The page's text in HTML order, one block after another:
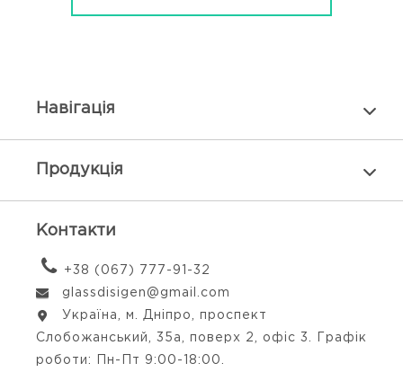
Навiгацiя
Продукцiя
Контакти
+38 (067) 777-91-32
glassdisigen@gmail.com
Україна, м. Дніпро, проспект
Слобожанський, 35а, поверх 2, офіс 3. Графік
роботи: Пн-Пт 9:00-18:00.